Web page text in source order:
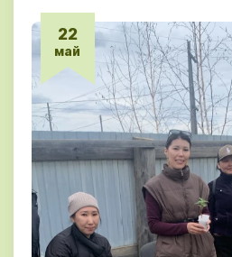
22
май